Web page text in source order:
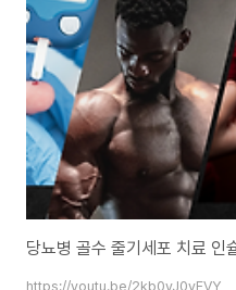
당뇨병 골수 줄기세포 치료 인
https://youtu.be/2kb0yJ0vFVY